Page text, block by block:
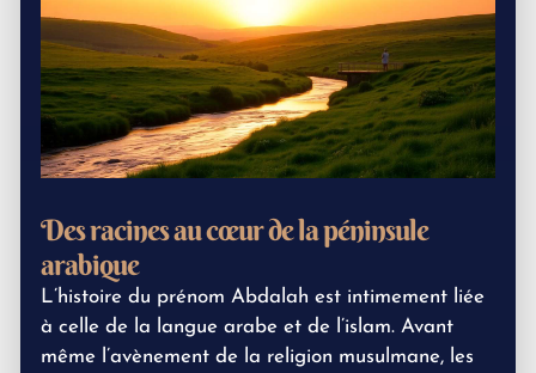
Des racines au cœur de la péninsule
arabique
L’histoire du prénom Abdalah est intimement liée
à celle de la langue arabe et de l’islam. Avant
même l’avènement de la religion musulmane, les